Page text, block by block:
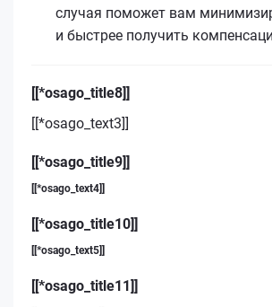
случая поможет вам
и быстрее получить
[[*osago_title8]]
[[*osago_text3]]
[[*osago_title9]]
[[*osago_text4]]
[[*osago_title10]]
[[*osago_text5]]
[[*osago_title11]]